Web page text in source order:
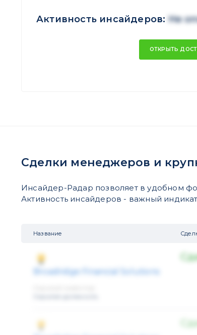
Активность инсайдеров: Не
ОТКРЫТЬ
Сделки менеджеров и
Инсайдер-Радар позволяет в удобном
Активность инсайдеров - важный
Название
Broadridge Financial Solutions